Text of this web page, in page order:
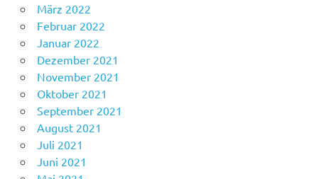
März 2022
Februar 2022
Januar 2022
Dezember 2021
November 2021
Oktober 2021
September 2021
August 2021
Juli 2021
Juni 2021